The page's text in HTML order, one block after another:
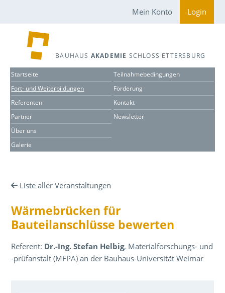
Mein Konto Login
BAUHAUS AKADEMIE SCHLOSS ETTERSBURG
Startseite
Fort- und Weiterbildungen
Referenten
Partner
Über uns
Galerie
Teilnahmebedingungen
Förderung
Kontakt
Newsletter
Liste aller Veranstaltungen
Wärmebrücken für
Bauteilanschlüsse bewerten
Referent: Dr.-Ing. Stefan Helbig, Materialforschungs- und
-prüfanstalt (MFPA) an der Bauhaus-Universität Weimar